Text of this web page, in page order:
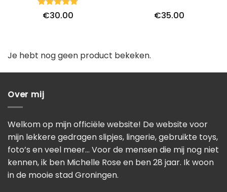
Waardering
uit 5
€30.00 €35.00
Je hebt nog geen product bekeken.
Over mij
Welkom op mijn officiële website! De website voor
mijn lekkere gedragen slipjes, lingerie, gebruikte toys,
foto’s en veel meer… Voor de mensen die mij nog niet
kennen, ik ben Michelle Rose en ben 28 jaar. Ik woon
in de mooie stad Groningen.